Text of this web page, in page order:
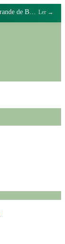
Liberté e o Pabellón 14 compartilharam o campo grande de Batán Ler →